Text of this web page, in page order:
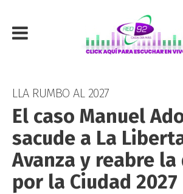
LLA RUMBO AL 2027
El caso Manuel
sacude a La
Avanza y reabre
por la Ciudad 2027